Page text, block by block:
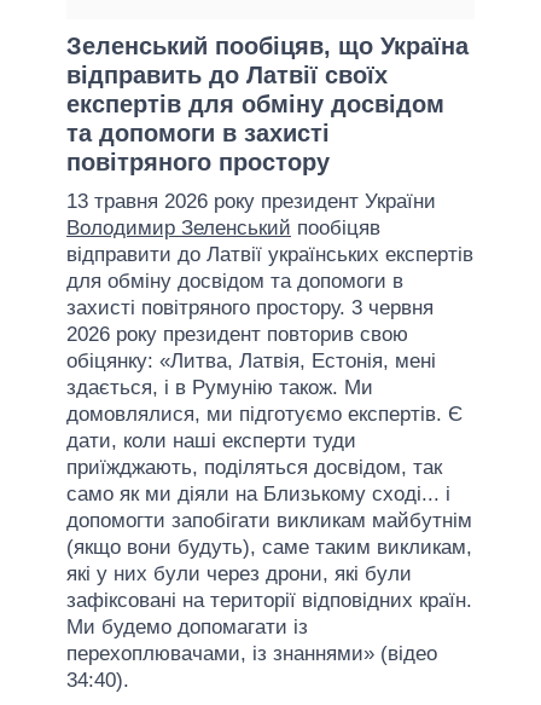
МЕРИ МІСТ
ВСІ ПЕРСОНИ
ПОРІВНЯННЯ ПОЛІТИКІВ
Зеленський пообіцяв, що Україна
відправить до Латвії своїх
експертів для обміну досвідом
та допомоги в захисті
повітряного простору
13 травня 2026 року президент України
Володимир Зеленський пообіцяв
відправити до Латвії українських експертів
для обміну досвідом та допомоги в
захисті повітряного простору. 3 червня
2026 року президент повторив свою
обіцянку: «Литва, Латвія, Естонія, мені
здається, і в Румунію також. Ми
домовлялися, ми підготуємо експертів. Є
дати, коли наші експерти туди
приїжджають, поділяться досвідом, так
само як ми діяли на Близькому сході... і
допомогти запобігати викликам майбутнім
(якщо вони будуть), саме таким викликам,
які у них були через дрони, які були
зафіксовані на території відповідних країн.
Ми будемо допомагати із
перехоплювачами, із знаннями» (відео
34:40).